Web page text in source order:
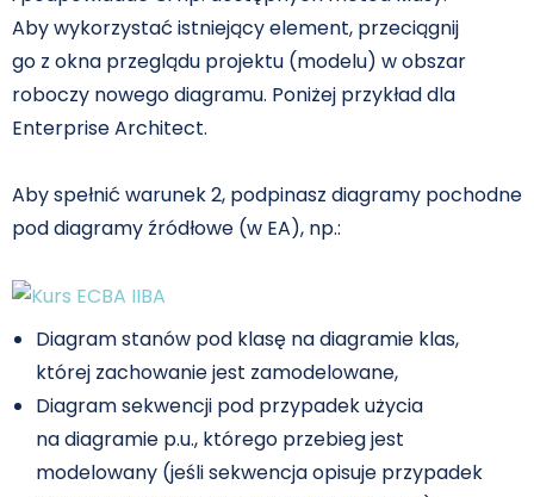
Aby wykorzystać istniejący element, przeciągnij
go z okna przeglądu projektu (modelu) w obszar
roboczy nowego diagramu. Poniżej przykład dla
Enterprise Architect.
Aby spełnić warunek 2, podpinasz diagramy pochodne
pod diagramy źródłowe (w EA), np.:
Diagram stanów pod klasę na diagramie klas,
której zachowanie jest zamodelowane,
Diagram sekwencji pod przypadek użycia
na diagramie p.u., którego przebieg jest
modelowany (jeśli sekwencja opisuje przypadek